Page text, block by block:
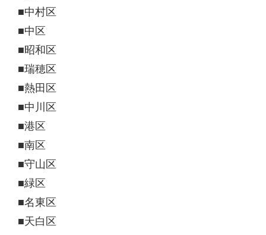
■中村区
■中区
■昭和区
■瑞穂区
■熱田区
■中川区
■港区
■南区
■守山区
■緑区
■名東区
■天白区